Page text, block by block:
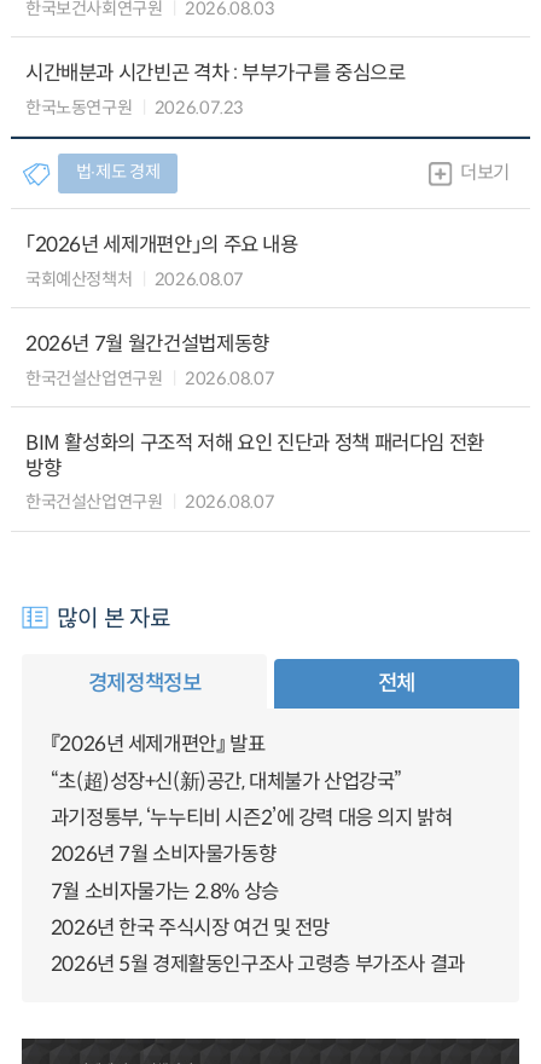
한국보건사회연구원 2026.08.03
시간배분과 시간빈곤 격차 : 부부가구를 중심으로
한국노동연구원 2026.07.23
법∙제도 경제 더보기
「2026년 세제개편안」의 주요 내용
국회예산정책처 2026.08.07
2026년 7월 월간건설법제동향
한국건설산업연구원 2026.08.07
BIM 활성화의 구조적 저해 요인 진단과 정책 패러다임 전환
방향
한국건설산업연구원 2026.08.07
많이 본 자료
경제정책정보 전체
『2026년 세제개편안』 발표
“초(超)성장+신(新)공간, 대체불가 산업강국”
과기정통부, ‘누누티비 시즌2’에 강력 대응 의지 밝혀
2026년 7월 소비자물가동향
7월 소비자물가는 2.8% 상승
2026년 한국 주식시장 여건 및 전망
2026년 5월 경제활동인구조사 고령층 부가조사 결과